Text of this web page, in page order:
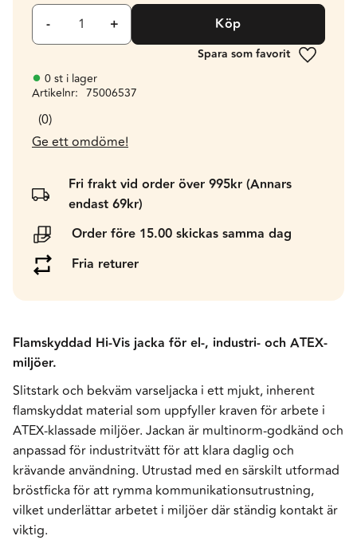
+
- Köp
Lägg till
0 st i lager
Artikelnr
75006537
0
Ge ett omdöme!
Fri frakt vid order över 995kr (Annars
endast 69kr)
Order före 15.00 skickas samma dag
Fria returer
Flamskyddad Hi-Vis jacka för el-, industri- och ATEX-
miljöer.
Slitstark och bekväm varseljacka i ett mjukt, inherent
flamskyddat material som uppfyller kraven för arbete i
ATEX-klassade miljöer. Jackan är multinorm-godkänd och
anpassad för industritvätt för att klara daglig och
krävande användning. Utrustad med en särskilt utformad
bröstficka för att rymma kommunikationsutrustning,
vilket underlättar arbetet i miljöer där ständig kontakt är
viktig.